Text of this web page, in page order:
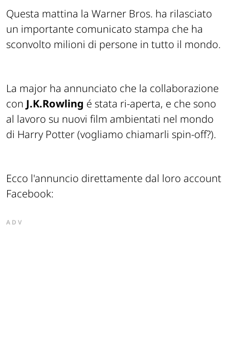
Questa mattina la Warner Bros. ha rilasciato
un importante comunicato stampa che ha
sconvolto milioni di persone in tutto il mondo.
La major ha annunciato che la collaborazione
con J.K.Rowling é stata ri-aperta, e che sono
al lavoro su nuovi film ambientati nel mondo
di Harry Potter (vogliamo chiamarli spin-off?).
Ecco l'annuncio direttamente dal loro account
Facebook:
ADV